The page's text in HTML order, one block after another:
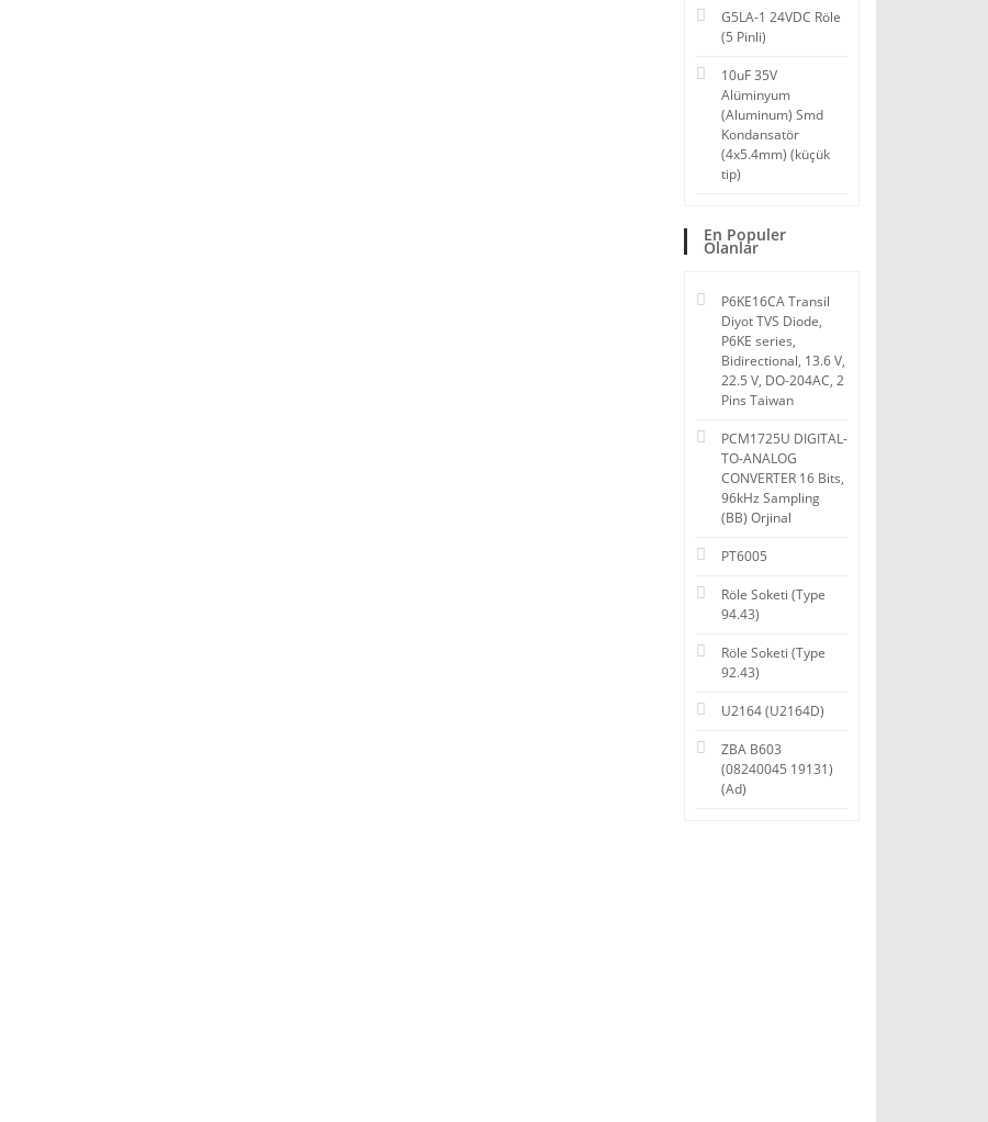
G5LA-1 24VDC Röle
(5 Pinli)
10uF 35V
Alüminyum
(Aluminum) Smd
Kondansatör
(4x5.4mm) (küçük
tip)
En Populer
Olanlar
P6KE16CA Transil
Diyot TVS Diode,
P6KE series,
Bidirectional, 13.6 V,
22.5 V, DO-204AC, 2
Pins Taiwan
PCM1725U DIGITAL-
TO-ANALOG
CONVERTER 16 Bits,
96kHz Sampling
(BB) Orjinal
PT6005
Röle Soketi (Type
94.43)
Röle Soketi (Type
92.43)
U2164 (U2164D)
ZBA B603
(08240045 19131)
(Ad)